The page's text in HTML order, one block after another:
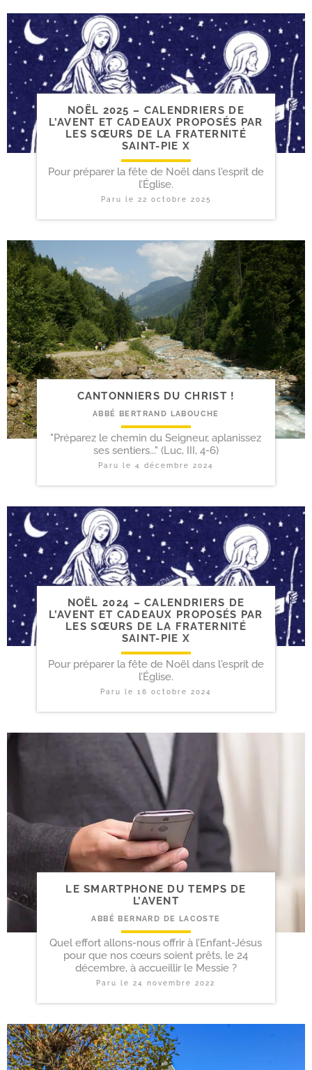
NOËL 2025 – CALENDRIERS DE
L’AVENT ET CADEAUX PROPOSÉS PAR
LES SŒURS DE LA FRATERNITÉ
SAINT-​PIE X
Pour préparer la fête de Noël dans l'esprit de
l’Église.
Paru le 22 octobre 2025
CANTONNIERS DU CHRIST !
ABBÉ BERTRAND LABOUCHE
"Préparez le chemin du Seigneur, aplanissez
ses sentiers..." (Luc, III, 4-6)
Paru le 4 décembre 2024
NOËL 2024 – CALENDRIERS DE
L’AVENT ET CADEAUX PROPOSÉS PAR
LES SŒURS DE LA FRATERNITÉ
SAINT-​PIE X
Pour préparer la fête de Noël dans l'esprit de
l’Église.
Paru le 16 octobre 2024
LE SMARTPHONE DU TEMPS DE
L’AVENT
ABBÉ BERNARD DE LACOSTE
Quel effort allons-nous offrir à l’Enfant-Jésus
pour que nos cœurs soient prêts, le 24
décembre, à accueillir le Messie ?
Paru le24 novembre 2022